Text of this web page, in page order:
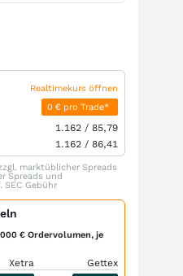
Realtimekurs öffnen
0 € pro Trade*
1.162 / 85,79
1.162 / 86,41
marktüblicher Spreads
Spreads und
SEC Gebühr
€ Ordervolumen, je
Xetra Gettex